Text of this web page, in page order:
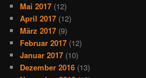
Mai 2017 (12)
April 2017 (12)
März 2017 (9)
Februar 2017 (12)
Januar 2017 (10)
Dezember 2016 (13)